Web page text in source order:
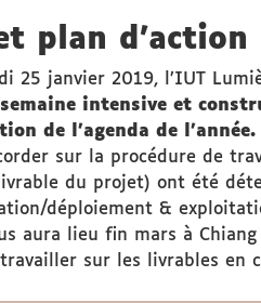
plan d'action
25 janvier 2019, l’IUT
intensive et
de l’agenda de l’année.
sur la procédure de
du projet) ont été
déploiement &
aura lieu fin mars à
sur les livrables en